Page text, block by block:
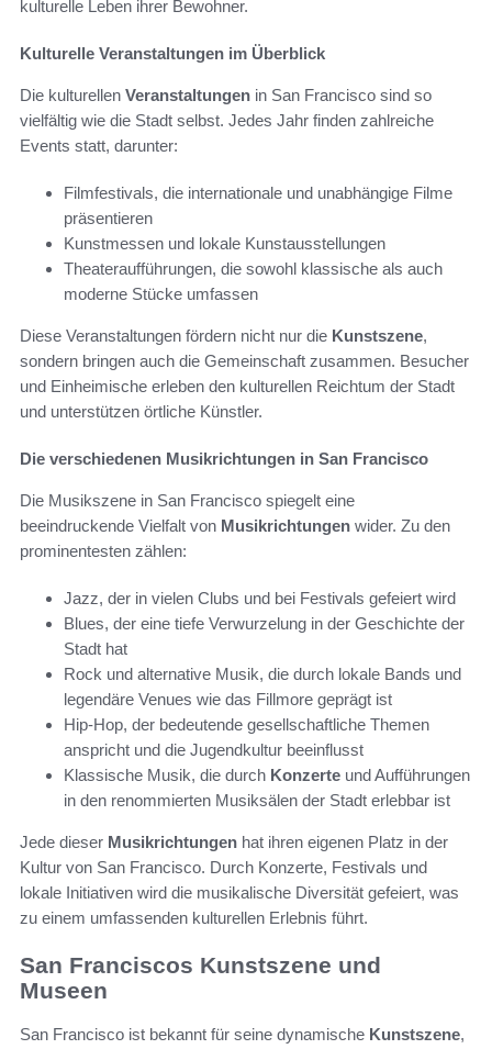
kulturelle Leben ihrer Bewohner.
Kulturelle Veranstaltungen im Überblick
Die kulturellen Veranstaltungen in San Francisco sind so
vielfältig wie die Stadt selbst. Jedes Jahr finden zahlreiche
Events statt, darunter:
Filmfestivals, die internationale und unabhängige Filme
präsentieren
Kunstmessen und lokale Kunstausstellungen
Theateraufführungen, die sowohl klassische als auch
moderne Stücke umfassen
Diese Veranstaltungen fördern nicht nur die Kunstszene,
sondern bringen auch die Gemeinschaft zusammen. Besucher
und Einheimische erleben den kulturellen Reichtum der Stadt
und unterstützen örtliche Künstler.
Die verschiedenen Musikrichtungen in San Francisco
Die Musikszene in San Francisco spiegelt eine
beeindruckende Vielfalt von Musikrichtungen wider. Zu den
prominentesten zählen:
Jazz, der in vielen Clubs und bei Festivals gefeiert wird
Blues, der eine tiefe Verwurzelung in der Geschichte der
Stadt hat
Rock und alternative Musik, die durch lokale Bands und
legendäre Venues wie das Fillmore geprägt ist
Hip-Hop, der bedeutende gesellschaftliche Themen
anspricht und die Jugendkultur beeinflusst
Klassische Musik, die durch Konzerte und Aufführungen
in den renommierten Musiksälen der Stadt erlebbar ist
Jede dieser Musikrichtungen hat ihren eigenen Platz in der
Kultur von San Francisco. Durch Konzerte, Festivals und
lokale Initiativen wird die musikalische Diversität gefeiert, was
zu einem umfassenden kulturellen Erlebnis führt.
San Franciscos Kunstszene und
Museen
San Francisco ist bekannt für seine dynamische Kunstszene,